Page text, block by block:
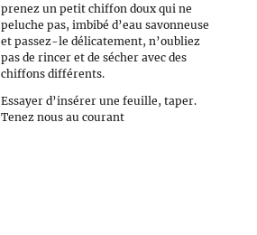
prenez un petit chiffon doux qui ne
peluche pas, imbibé d’eau savonneuse
et passez-le délicatement, n’oubliez
pas de rincer et de sécher avec des
chiffons différents.
Essayer d’insérer une feuille, taper.
Tenez nous au courant